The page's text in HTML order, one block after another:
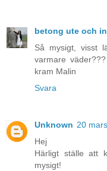
betong ute och
Så mysigt, visst
varmare
kram Malin
Svara
Unknown 20
Hej
Härligt ställe att
mysigt!